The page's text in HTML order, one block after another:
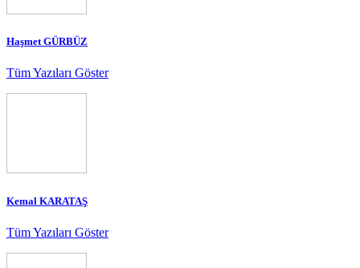
Haşmet GÜRBÜZ
Tüm Yazıları Göster
Kemal KARATAŞ
Tüm Yazıları Göster